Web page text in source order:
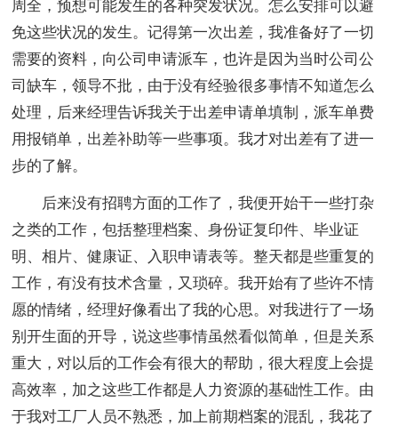
周全，预想可能发生的各种突发状况。怎么安排可以避
免这些状况的发生。记得第一次出差，我准备好了一切
需要的资料，向公司申请派车，也许是因为当时公司公
司缺车，领导不批，由于没有经验很多事情不知道怎么
处理，后来经理告诉我关于出差申请单填制，派车单费
用报销单，出差补助等一些事项。我才对出差有了进一
步的了解。
后来没有招聘方面的工作了，我便开始干一些打杂
之类的工作，包括整理档案、身份证复印件、毕业证
明、相片、健康证、入职申请表等。整天都是些重复的
工作，有没有技术含量，又琐碎。我开始有了些许不情
愿的情绪，经理好像看出了我的心思。对我进行了一场
别开生面的开导，说这些事情虽然看似简单，但是关系
重大，对以后的工作会有很大的帮助，很大程度上会提
高效率，加之这些工作都是人力资源的基础性工作。由
于我对工厂人员不熟悉，加上前期档案的混乱，我花了